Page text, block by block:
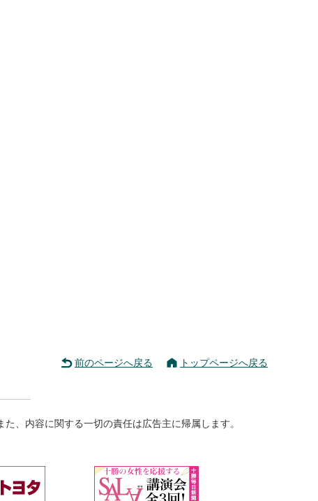
前のページへ戻る トップページへ戻る
、内容に関する一切の責任は広告主に帰属します。